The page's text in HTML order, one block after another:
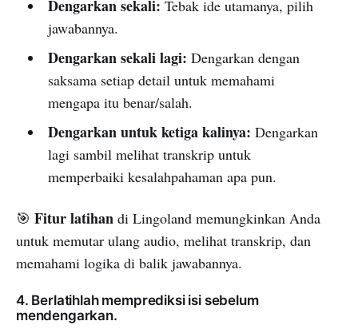
Dengarkan sekali: Tebak ide utamanya, pilih
jawabannya.
Dengarkan sekali lagi: Dengarkan dengan
saksama setiap detail untuk memahami
mengapa itu benar/salah.
Dengarkan untuk ketiga kalinya: Dengarkan
lagi sambil melihat transkrip untuk
memperbaiki kesalahpahaman apa pun.
🎯 Fitur latihan di Lingoland memungkinkan Anda
untuk memutar ulang audio, melihat transkrip, dan
memahami logika di balik jawabannya.
4. Berlatihlah memprediksi isi sebelum
mendengarkan.